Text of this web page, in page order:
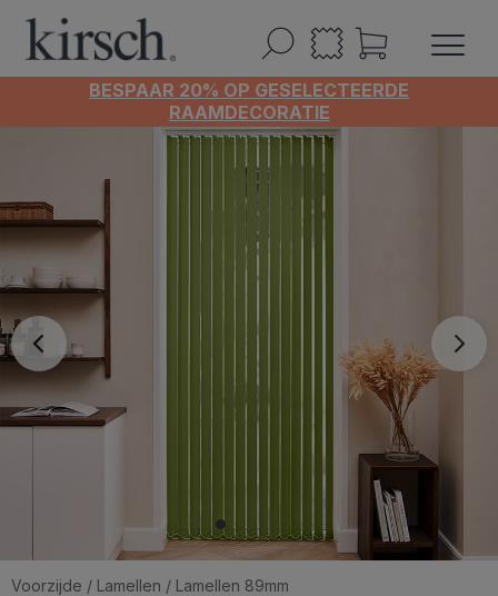
BESPAAR 20% OP GESELECTEERDE
RAAMDECORATIE
Voorzijde / Lamellen / Lamellen 89mm